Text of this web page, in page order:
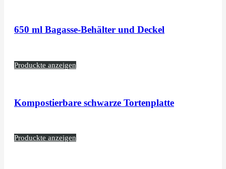
650 ml Bagasse-Behälter und Deckel
Produckte anzeigen
Kompostierbare schwarze Tortenplatte
Produckte anzeigen